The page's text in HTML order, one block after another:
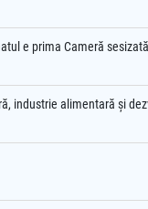
e prima Cameră sesizată
industrie alimentară şi